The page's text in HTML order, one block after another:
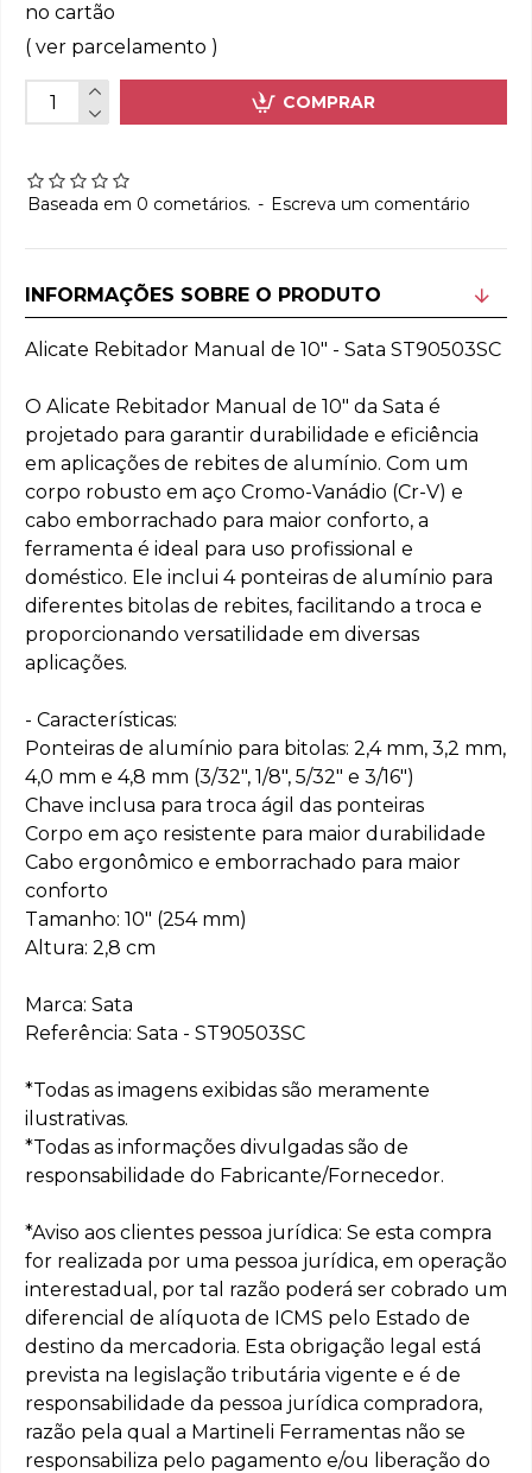
Baseada em 0 cometários. - Escreva um comentário
no cartão
( ver parcelamento )
COMPRAR
INFORMAÇÕES SOBRE O PRODUTO
Alicate Rebitador Manual de 10" - Sata ST90503SC
O Alicate Rebitador Manual de 10" da Sata é
projetado para garantir durabilidade e eficiência
em aplicações de rebites de alumínio. Com um
corpo robusto em aço Cromo-Vanádio (Cr-V) e
cabo emborrachado para maior conforto, a
ferramenta é ideal para uso profissional e
doméstico. Ele inclui 4 ponteiras de alumínio para
diferentes bitolas de rebites, facilitando a troca e
proporcionando versatilidade em diversas
aplicações.
- Características:
Ponteiras de alumínio para bitolas: 2,4 mm, 3,2 mm,
4,0 mm e 4,8 mm (3/32", 1/8", 5/32" e 3/16")
Chave inclusa para troca ágil das ponteiras
Corpo em aço resistente para maior durabilidade
Cabo ergonômico e emborrachado para maior
conforto
Tamanho: 10" (254 mm)
Altura: 2,8 cm
Marca: Sata
Referência: Sata - ST90503SC
*Todas as imagens exibidas são meramente
ilustrativas.
*Todas as informações divulgadas são de
responsabilidade do Fabricante/Fornecedor.
*Aviso aos clientes pessoa jurídica: Se esta compra
for realizada por uma pessoa jurídica, em operação
interestadual, por tal razão poderá ser cobrado um
diferencial de alíquota de ICMS pelo Estado de
destino da mercadoria. Esta obrigação legal está
prevista na legislação tributária vigente e é de
responsabilidade da pessoa jurídica compradora,
razão pela qual a Martineli Ferramentas não se
responsabiliza pelo pagamento e/ou liberação do